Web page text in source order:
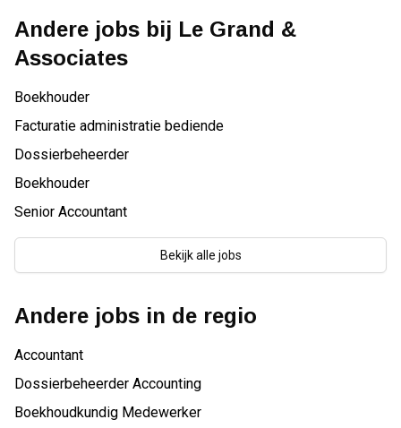
Andere jobs bij Le Grand &
Associates
Boekhouder
Facturatie administratie bediende
Dossierbeheerder
Boekhouder
Senior Accountant
Bekijk alle jobs
Andere jobs in de regio
Accountant
Dossierbeheerder Accounting
Boekhoudkundig Medewerker